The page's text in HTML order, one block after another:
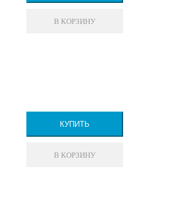
В КОРЗИНУ
КУПИТЬ
В КОРЗИНУ